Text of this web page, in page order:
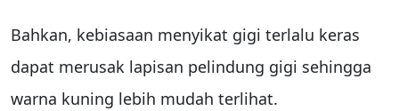
Bahkan, kebiasaan menyikat gigi terlalu keras
dapat merusak lapisan pelindung gigi sehingga
warna kuning lebih mudah terlihat.